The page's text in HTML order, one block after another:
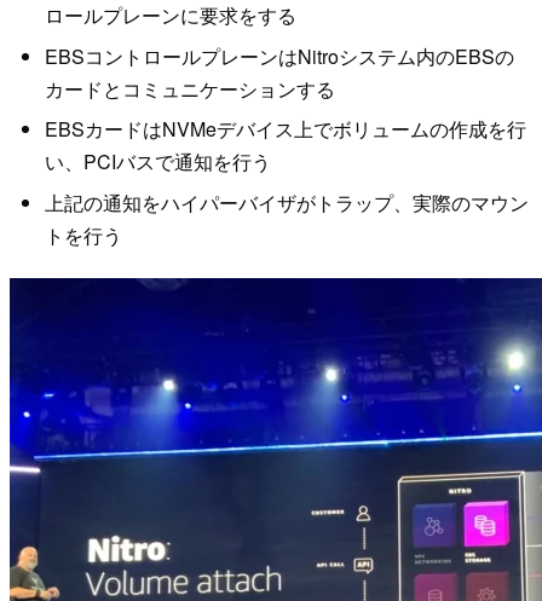
ロールプレーンに要求をする
EBSコントロールプレーンはNitroシステム内のEBSの
カードとコミュニケーションする
EBSカードはNVMeデバイス上でボリュームの作成を行
い、PCIバスで通知を行う
上記の通知をハイパーバイザがトラップ、実際のマウン
トを行う